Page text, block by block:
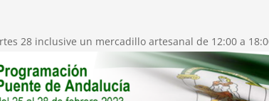
28 inclusive un mercadillo artesanal de 12:00 a